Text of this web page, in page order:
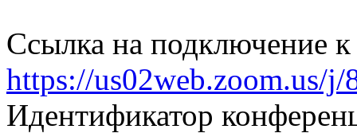
Ссылка на подключение
https://us02web.zoom.us/j/
Идентификатор